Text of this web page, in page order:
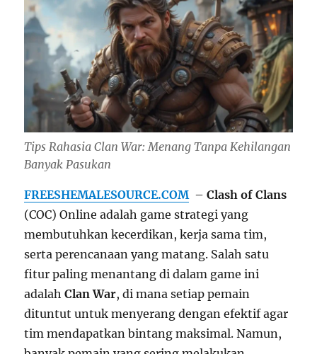
Tips Rahasia Clan War: Menang Tanpa Kehilangan
Banyak Pasukan
FREESHEMALESOURCE.COM–Clash of Clans
(COC) Online adalah game strategi yang
membutuhkan kecerdikan, kerja sama tim,
serta perencanaan yang matang. Salah satu
fitur paling menantang di dalam game ini
adalahClan War, di mana setiap pemain
dituntut untuk menyerang dengan efektif agar
tim mendapatkan bintang maksimal. Namun,